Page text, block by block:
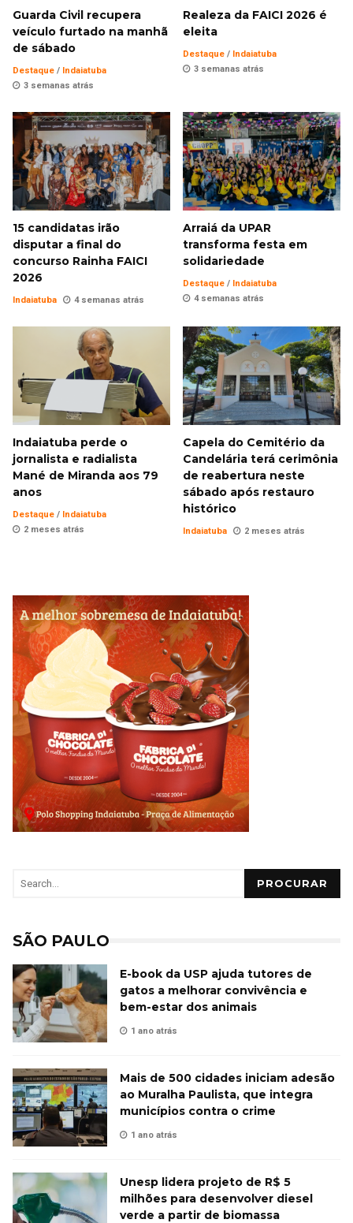
Guarda Civil recupera
veículo furtado na manhã
de sábado
Destaque / Indaiatuba
3 semanas atrás
Realeza da FAICI 2026 é
eleita
Destaque / Indaiatuba
3 semanas atrás
15 candidatas irão
disputar a final do
concurso Rainha FAICI
2026
Indaiatuba 4 semanas atrás
Arraiá da UPAR
transforma festa em
solidariedade
Destaque / Indaiatuba
4 semanas atrás
Indaiatuba perde o
jornalista e radialista
Mané de Miranda aos 79
anos
Destaque / Indaiatuba
2 meses atrás
Capela do Cemitério da
Candelária terá cerimônia
de reabertura neste
sábado após restauro
histórico
Indaiatuba 2 meses atrás
PROCURAR
SÃO PAULO
E-book da USP ajuda tutores de
gatos a melhorar convivência e
bem-estar dos animais
1 ano atrás
Mais de 500 cidades iniciam adesão
ao Muralha Paulista, que integra
municípios contra o crime
1 ano atrás
Unesp lidera projeto de R$ 5
milhões para desenvolver diesel
verde a partir de biomassa